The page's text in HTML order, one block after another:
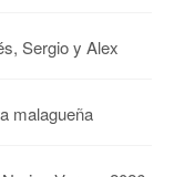
Sergio y Alex
malagueña